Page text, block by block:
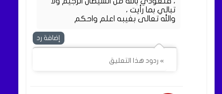
تبالي بما رأيت ،
والله تعالى بغيبه اعلم واحكم
إضافة رد
» ردود هذا التعليق